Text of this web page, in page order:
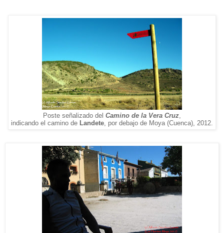
Poste señalizado del Camino de la Vera Cruz
indicando el camino de Landete , por debajo de Moya (Cuenca), 2012.